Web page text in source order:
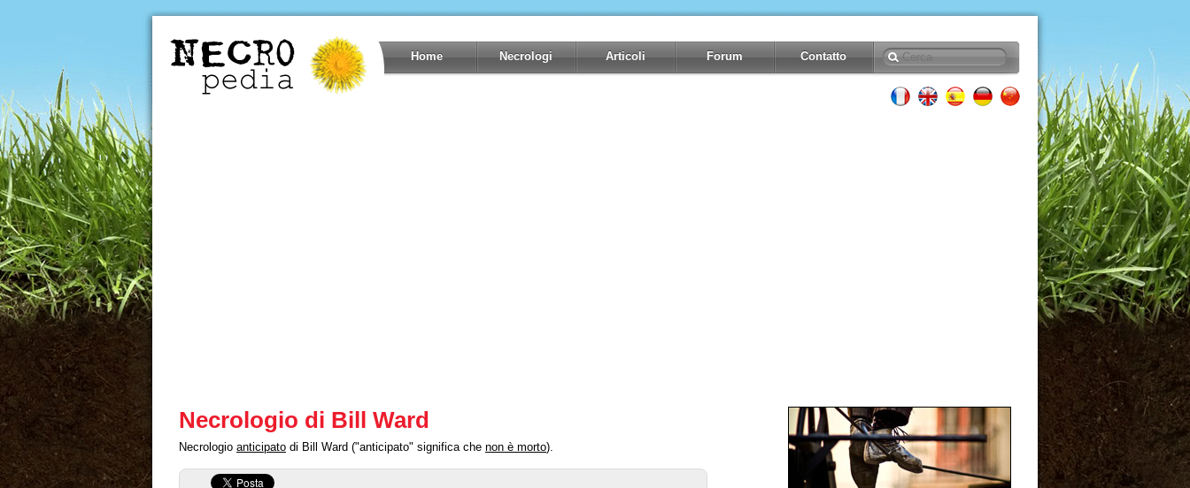
Home Necrologi Articoli Forum Contatto
Necrologio di Bill Ward
Necrologio anticipato di Bill Ward ("anticipato" significa che non è morto).